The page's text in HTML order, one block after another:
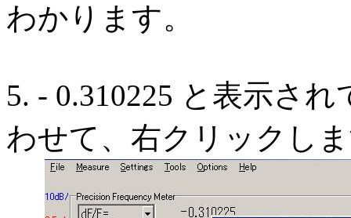
わかります。
5. - 0.310225 と表示さ
わせて、右クリックし